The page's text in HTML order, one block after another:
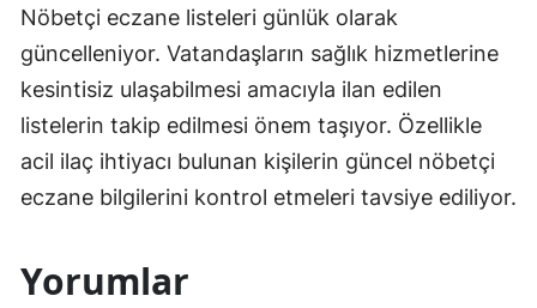
Nöbetçi eczane listeleri günlük olarak
güncelleniyor. Vatandaşların sağlık hizmetlerine
kesintisiz ulaşabilmesi amacıyla ilan edilen
listelerin takip edilmesi önem taşıyor. Özellikle
acil ilaç ihtiyacı bulunan kişilerin güncel nöbetçi
eczane bilgilerini kontrol etmeleri tavsiye ediliyor.
Yorumlar